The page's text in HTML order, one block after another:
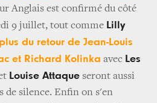
Anglais est confirmé du côté
9 juillet, tout comme Lilly
plus du retour de Jean-Louis
et Richard Kolinka avec Les
Louise Attaque seront aussi
de silence. Enfin on s'en